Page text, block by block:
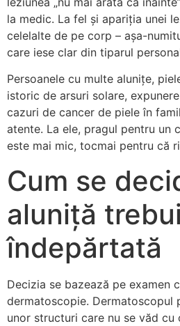
la medic. La fel și apariția unei
celelalte de pe corp – așa-
care iese clar din tiparul
Persoanele cu multe alunițe,
istoric de arsuri solare,
cazuri de cancer de piele în
atente. La ele, pragul pentru un
este mai mic, tocmai pentru că
Cum se
aluniță
îndepărtată
Decizia se bazează pe examen
dermatoscopie. Dermatoscopul
unor structuri care nu se văd cu